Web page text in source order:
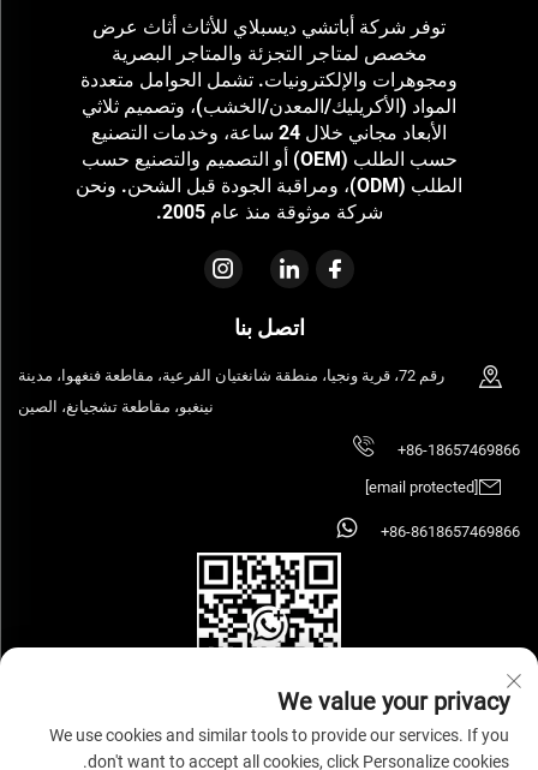
توفر شركة أباتشي ديسبلاي للأثاث أثاث عرض
مخصص لمتاجر التجزئة والمتاجر البصرية
ومجوهرات والإلكترونيات. تشمل الحوامل متعددة
المواد (الأكريليك/المعدن/الخشب)، وتصميم ثلاثي
الأبعاد مجاني خلال 24 ساعة، وخدمات التصنيع
حسب الطلب (OEM) أو التصميم والتصنيع حسب
الطلب (ODM)، ومراقبة الجودة قبل الشحن. ونحن
شركة موثوقة منذ عام 2005.
اتصل بنا
رقم 72، قرية ونجيا، منطقة شانغتيان الفرعية، مقاطعة فنغهوا، مدينة
نينغبو، مقاطعة تشجيانغ، الصين
+86-18657469866
+86-8618657469866
We value your privacy
We use cookies and similar tools to provide our services. If you
don't want to accept all cookies, click Personalize cookies.